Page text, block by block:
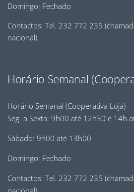
Domingo: Fechado
Contactos: Tel. 232 772 235
nacional)
Horário Semanal
Horário Semanal (Cooperativa Loja)
Seg. a Sexta: 9h00 até 12h30 e 14h
Sábado: 9h00 até 13h00
Domingo: Fechado
Contactos: Tel. 232 772 235